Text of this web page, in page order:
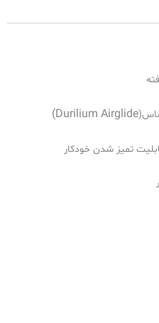
Durilium Airglide)
تمیز شدن خودکار